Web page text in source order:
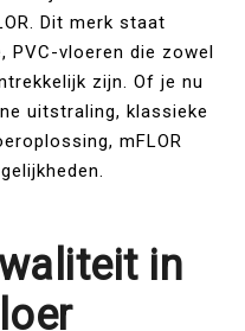
Dit merk staat
PVC-vloeren die zowel
zijn. Of je nu
uitstraling, klassieke
mFLOR
in